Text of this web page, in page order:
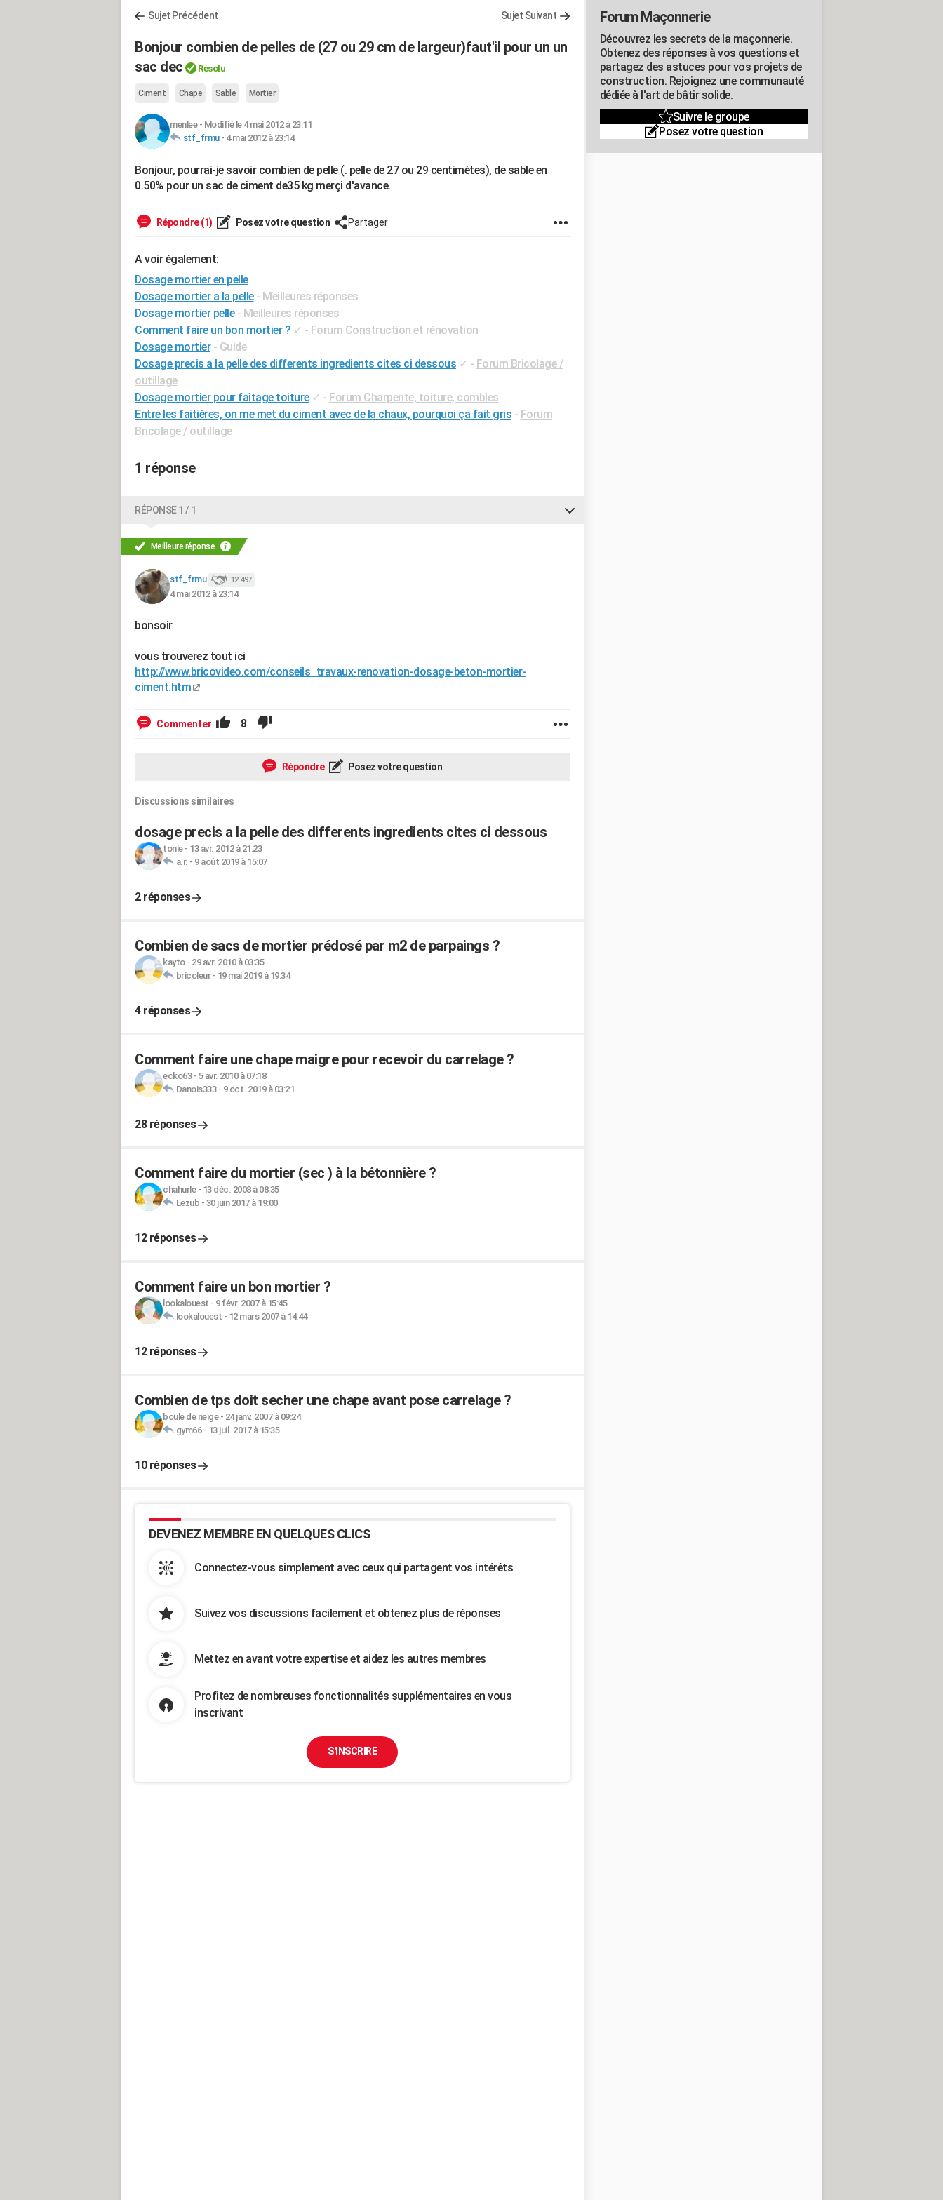
Sujet Précédent Sujet Suivant
Bonjour combien de pelles de (27 ou 29 cm de largeur)faut'il pour un un
sac dec
Résolu
Ciment Chape Sable Mortier
menlee- Modifié le 4 mai 2012 à 23:11
stf_frmu- 4 mai 2012 à 23:14
Bonjour, pourrai-je savoir combien de pelle (. pelle de 27 ou 29 centimètes), de sable en
0.50% pour un sac de ciment de35 kg merçi d'avance.
Répondre (1) Posez votre question Partager
A voir également:
Dosage mortier en pelle
Dosage mortier a la pelle - Meilleures réponses
Dosage mortier pelle - Meilleures réponses
Comment faire un bon mortier ? ✓ - Forum Construction et rénovation
Dosage mortier - Guide
Dosage precis a la pelle des differents ingredients cites ci dessous ✓ - Forum Bricolage /
outillage
Dosage mortier pour faîtage toiture ✓ - Forum Charpente, toiture, combles
Entre les faitières, on me met du ciment avec de la chaux, pourquoi ça fait gris - Forum
Bricolage / outillage
1 réponse
RÉPONSE 1 / 1
Meilleure réponse
stf_frmu 12 497
4 mai 2012 à 23:14
bonsoir
vous trouverez tout ici
http://www.bricovideo.com/conseils_travaux-renovation-dosage-beton-mortier-
ciment.htm
Commenter 8
Répondre Posez votre question
Discussions similaires
dosage precis a la pelle des differents ingredients cites ci dessous
tonie- 13 avr. 2012 à 21:23
a.r. - 9 août 2019 à 15:07
2 réponses
Combien de sacs de mortier prédosé par m2 de parpaings ?
kayto- 29 avr. 2010 à 03:35
bricoleur- 19 mai 2019 à 19:34
4 réponses
Comment faire une chape maigre pour recevoir du carrelage ?
ecko63- 5 avr. 2010 à 07:18
Danois333- 9 oct. 2019 à 03:21
28 réponses
Comment faire du mortier (sec ) à la bétonnière ?
chahurle- 13 déc. 2008 à 08:35
Lezub - 30 juin 2017 à 19:00
12 réponses
Comment faire un bon mortier ?
lookalouest - 9 févr. 2007 à 15:45
lookalouest - 12 mars 2007 à 14:44
12 réponses
Combien de tps doit secher une chape avant pose carrelage ?
boule de neige- 24 janv. 2007 à 09:24
gym66- 13 juil. 2017 à 15:35
10 réponses
DEVENEZ MEMBRE EN QUELQUES CLICS
Connectez-vous simplement avec ceux qui partagent vos intérêts
Suivez vos discussions facilement et obtenez plus de réponses
Mettez en avant votre expertise et aidez les autres membres
Profitez de nombreuses fonctionnalités supplémentaires en vous
inscrivant
S'INSCRIRE
Forum Maçonnerie
Découvrez les secrets de la maçonnerie.
Obtenez des réponses à vos questions et
partagez des astuces pour vos projets de
construction. Rejoignez une communauté
dédiée à l'art de bâtir solide.
Suivre le groupe
Posez votre question